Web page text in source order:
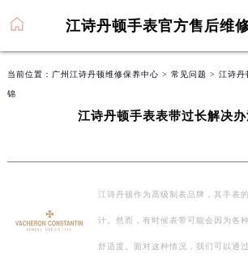
江诗丹顿手表官方售后维
当前位置： 广州江诗丹顿维修保养中心 > 常见问题 > 江诗丹
锦
江诗丹顿手表表带过长解决
江诗丹顿作为高级制表品牌，其手表
计。然而，有时候表带可能会因为各
舒适度。面对这种情况，我们可以通